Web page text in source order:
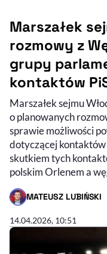
Marszałek
rozmowy z
grupy
kontaktów
Marszałek sejmu
o planowanych
sprawie możliwości
dotyczącej kontaktów
skutkiem tych
polskim Orlenem a
MATEUSZ LUBIŃSKI
- AUTOR ARTYKUŁU -
14.04.2026, 10:51